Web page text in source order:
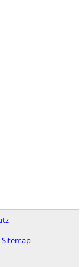
Sitemap